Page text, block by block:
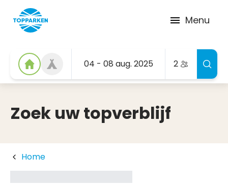
Menu
04 - 08 aug. 2025 2
Zoek uw topverblijf
Home